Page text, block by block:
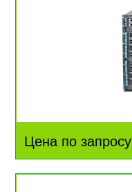
Цена по запросу